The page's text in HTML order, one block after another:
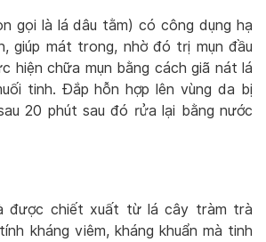
gọi là lá dâu tằm) có công dụng hạ
giúp mát trong, nhờ đó trị mụn đầu
hiện chữa mụn bằng cách giã nát lá
tinh. Đắp hỗn hợp lên vùng da bị
20 phút sau đó rửa lại bằng nước
được chiết xuất từ lá cây tràm trà
kháng viêm, kháng khuẩn mà tinh